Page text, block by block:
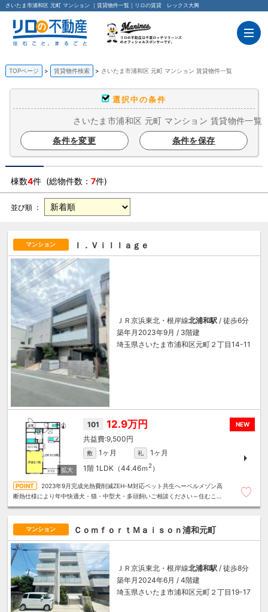
さいたま市浦和区 元町 マンション ｜賃貸物件一覧｜リロの賃貸 レックス大興
TOPページ 賃貸物件検索 さいたま市浦和区 元町 マンション 賃貸物件一覧
選択中の条件
さいたま市浦和区 元町 マンション 賃貸物件一覧
条件を変更
条件を保存
棟数4件 (総物件数： 7件)
並び順 ：
マンション Ｉ．Ｖｉｌｌａｇｅ
ＪＲ京浜東北・根岸線北浦和駅 / 徒歩6分
築年月2023年9月 / 3階建
埼玉県さいたま市浦和区元町２丁目14-11
NEW
101 12.9万円
9,500円
敷 1ヶ月 礼
1ヶ月
1階 1LDK（44.46ｍ 2）
2023年9月完成光熱費削減ZEH-M対応ペット共生へーベルメゾン高
断熱仕様により年中快適犬・猫・中型犬・多頭飼いご相談ください～住むこと
マンション ＣｏｍｆｏｒｔＭａｉｓｏｎ浦和元町
ＪＲ京浜東北・根岸線北浦和駅 / 徒歩8分
築年月2024年6月 / 4階建
埼玉県さいたま市浦和区元町２丁目19-17